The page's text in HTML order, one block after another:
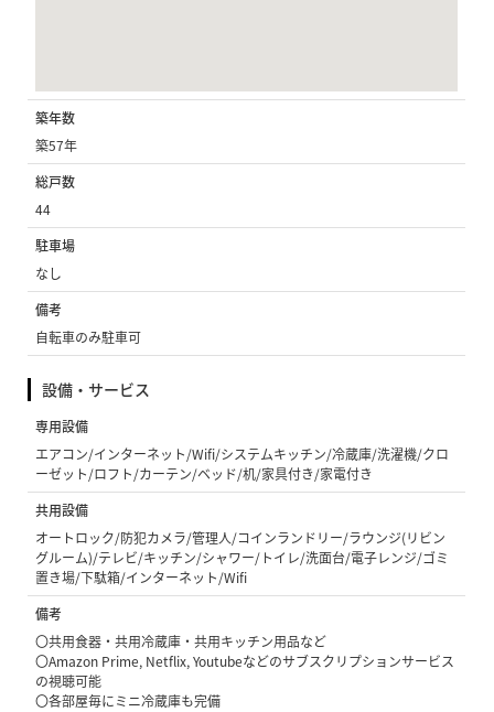
築年数
築57年
総戸数
44
駐車場
なし
備考
自転車のみ駐車可
設備・サービス
専用設備
エアコン/インターネット/Wifi/システムキッチン/冷蔵庫/洗濯機/クロ
ーゼット/ロフト/カーテン/ベッド/机/家具付き/家電付き
共用設備
オートロック/防犯カメラ/管理人/コインランドリー/ラウンジ(リビン
グルーム)/テレビ/キッチン/シャワー/トイレ/洗面台/電子レンジ/ゴミ
置き場/下駄箱/インターネット/Wifi
備考
〇共用食器・共用冷蔵庫・共用キッチン用品など
〇Amazon Prime, Netflix, Youtubeなどのサブスクリプションサービス
の視聴可能
〇各部屋毎にミニ冷蔵庫も完備